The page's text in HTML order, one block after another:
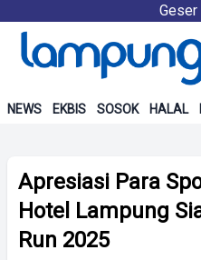
Geser
NEWS EKBIS SOSOK HALAL
Apresiasi Para
Hotel Lampung
Run 2025